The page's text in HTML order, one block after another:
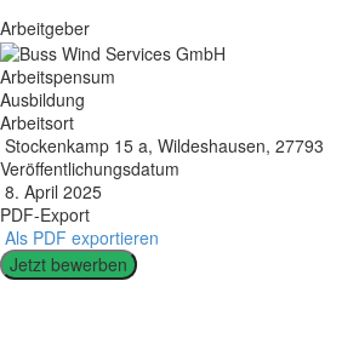
Arbeitgeber
Arbeitspensum
Ausbildung
Arbeitsort
Stockenkamp 15 a, Wildeshausen, 27793
Veröffentlichungsdatum
8. April 2025
PDF-Export
Als PDF exportieren
Jetzt bewerben